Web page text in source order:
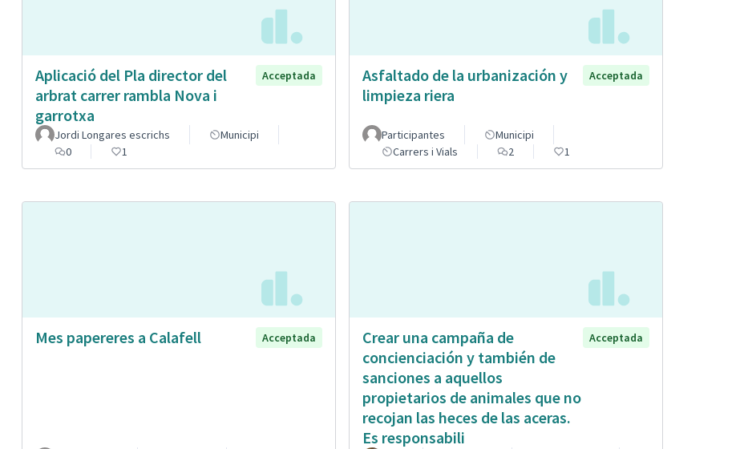
Aplicació del Pla director del
arbrat carrer rambla Nova i
garrotxa
Acceptada
Jordi Longares escrichs
Municipi
0
1
Asfaltado de la urbanización y
limpieza riera
Acceptada
Participantes
Municipi
Carrers i Vials
2 1
Mes papereres a Calafell Acceptada
Crear una campaña de
concienciación y también de
sanciones a aquellos
propietarios de animales que no
recojan las heces de las aceras.
Es responsabili
Acceptada